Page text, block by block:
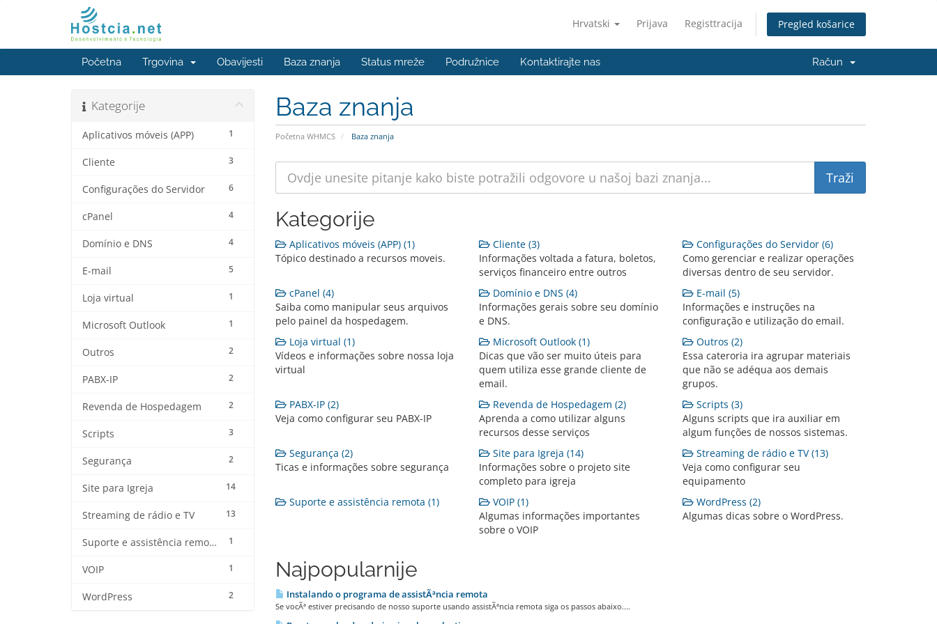
Hrvatski Prijava Registtracija Pregled košarice
Početna Trgovina Obavijesti Baza znanja Status mreže Podružnice Kontaktirajte nas Račun
Baza znanja
Početna WHMCS Baza znanja
Kategorije
1
Aplicativos móveis (APP)
3
Cliente
6
Configurações do Servidor
4
cPanel
4
Domínio e DNS
5
E-mail
1
Loja virtual
1
Microsoft Outlook
2
Outros
2
PABX-IP
2
Revenda de Hospedagem
3
Scripts
2
Segurança
14
Site para Igreja
13
Streaming de rádio e TV
1
Suporte e assistência remota
1
VOIP
2
WordPress
Kategorije
Aplicativos móveis (APP) (1)
Tópico destinado a recursos moveis.
Cliente (3)
Informações voltada a fatura, boletos,
serviços financeiro entre outros
Configurações do Servidor (6)
Como gerenciar e realizar operações
diversas dentro de seu servidor.
cPanel (4)
Saiba como manipular seus arquivos
pelo painel da hospedagem.
Domínio e DNS (4)
Informações gerais sobre seu domínio
e DNS.
E-mail (5)
Informações e instruções na
configuração e utilização do email.
Loja virtual (1)
Vídeos e informações sobre nossa loja
virtual
Microsoft Outlook (1)
Dicas que vão ser muito úteis para
quem utiliza esse grande cliente de
email.
Outros (2)
Essa cateroria ira agrupar materiais
que não se adéqua aos demais
grupos.
PABX-IP (2)
Veja como configurar seu PABX-IP
Revenda de Hospedagem (2)
Aprenda a como utilizar alguns
recursos desse serviços
Scripts (3)
Alguns scripts que ira auxiliar em
algum funções de nossos sistemas.
Segurança (2)
Ticas e informações sobre segurança
Site para Igreja (14)
Informações sobre o projeto site
completo para igreja
Streaming de rádio e TV (13)
Veja como configurar seu
equipamento
Suporte e assistência remota (1)
VOIP (1)
Algumas informações importantes
sobre o VOIP
WordPress (2)
Algumas dicas sobre o WordPress.
Najpopularnije
Instalando o programa de assistÃªncia remota
Se vocÃª estiver precisando de nosso suporte usando assistÃªncia remota siga os passos abaixo....